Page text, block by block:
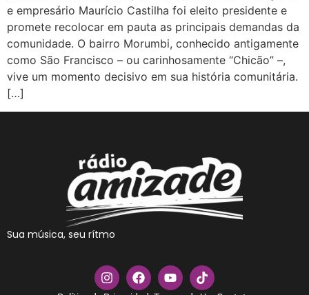
e empresário Maurício Castilha foi eleito presidente e
promete recolocar em pauta as principais demandas da
comunidade. O bairro Morumbi, conhecido antigamente
como São Francisco – ou carinhosamente “Chicão” –,
vive um momento decisivo em sua história comunitária.
[…]
Sua música, seu rítmo